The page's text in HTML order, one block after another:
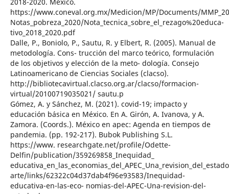
https://www.coneval.org.mx/Medicion/MP/Documents/
Notas_pobreza_2020/Nota_tecnica_sobre_el_rezago%20educa-
tivo_2018_2020.pdf
Dalle, P., Boniolo, P., Sautu, R. y Elbert, R. (2005). Manual de
metodología. Cons- trucción del marco teórico, formulación
de los objetivos y elección de la meto- dología. Consejo
Latinoamericano de Ciencias Sociales (clacso).
http://bibliotecavirtual.clacso.org.ar/clacso/formacion-
virtual/20100719035021/ sautu.p
Gómez, A. y Sánchez, M. (2021). covid-19; impacto y
educación básica en México. En A. Girón, A. Ivanova, y A.
Zamora. (Coords.). México en apec: Agenda en tiempos de
pandemia. (pp. 192-217). Bubok Publishing S.L.
https://www. researchgate.net/profile/Odette-
Delfin/publication/359269858_Inequidad_
arte/links/62322c04d37dab4f96e93583/Inequidad-
educativa-en-las-eco- nomias-del-APEC-Una-revision-del-